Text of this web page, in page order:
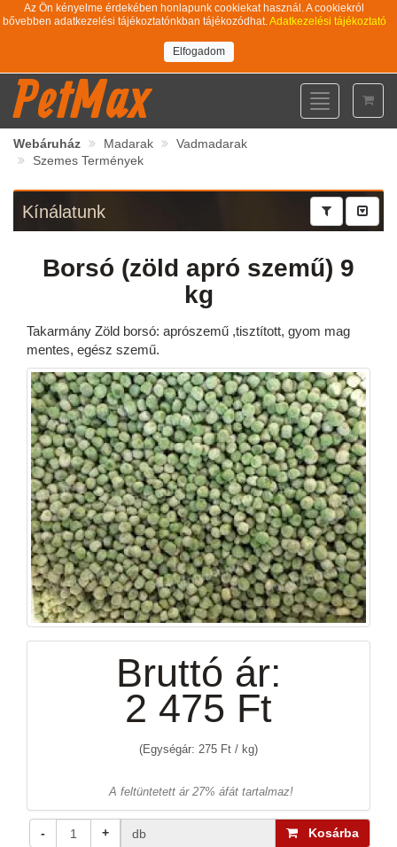
Az Ön kényelme érdekében honlapunk cookiekat használ. A cookiekról
bővebben adatkezelési tájékoztatónkban tájékozódhat.Adatkezelési tájékoztató
Elfogadom
PetMax
Toggle
navigation
Webáruház
Madarak
Vadmadarak
Szemes Termények
Kínálatunk
Borsó (zöld apró szemű) 9
kg
Takarmány Zöld borsó: aprószemű ,tisztított, gyom mag
mentes, egész szemű.
Bruttó ár:
2 475 Ft
(Egységár: 275 Ft / kg)
A feltüntetett ár 27% áfát tartalmaz!
- + db Kosárba